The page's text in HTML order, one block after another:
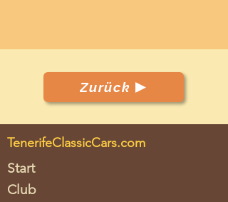
Zurück
TenerifeClassicCars.com
Start
Club